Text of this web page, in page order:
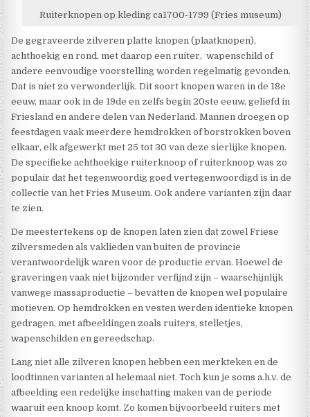
Ruiterknopen op kleding ca1700-1799 (Fries museum)
De gegraveerde zilveren platte knopen (plaatknopen),
achthoekig en rond, met daarop een ruiter, wapenschild of
andere eenvoudige voorstelling worden regelmatig gevonden.
Dat is niet zo verwonderlijk. Dit soort knopen waren in de 18e
eeuw, maar ook in de 19de en zelfs begin 20ste eeuw, geliefd in
Friesland en andere delen van Nederland. Mannen droegen op
feestdagen vaak meerdere hemdrokken of borstrokken boven
elkaar, elk afgewerkt met 25 tot 30 van deze sierlijke knopen.
De specifieke achthoekige ruiterknoop of ruiterknoop was zo
populair dat het tegenwoordig goed vertegenwoordigd is in de
collectie van het Fries Museum. Ook andere varianten zijn daar
te zien.
De meestertekens op de knopen laten zien dat zowel Friese
zilversmeden als vaklieden van buiten de provincie
verantwoordelijk waren voor de productie ervan. Hoewel de
graveringen vaak niet bijzonder verfijnd zijn – waarschijnlijk
vanwege massaproductie – bevatten de knopen wel populaire
motieven. Op hemdrokken en vesten werden identieke knopen
gedragen, met afbeeldingen zoals ruiters, stelletjes,
wapenschilden en gereedschap.
Lang niet alle zilveren knopen hebben een merkteken en de
loodtinnen varianten al helemaal niet. Toch kun je soms a.h.v. de
afbeelding een redelijke inschatting maken van de periode
waaruit een knoop komt. Zo komen bijvoorbeeld ruiters met